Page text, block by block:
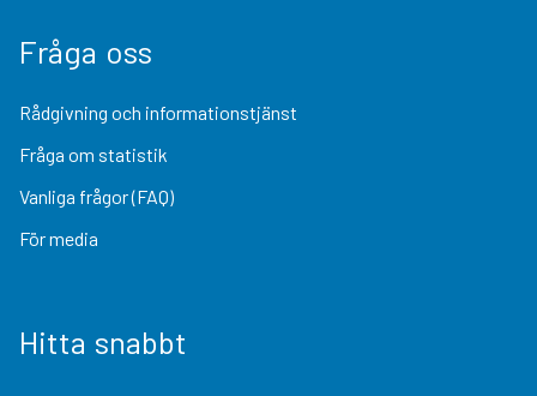
Fråga oss
Rådgivning och informationstjänst
Fråga om statistik
Vanliga frågor (FAQ)
För media
Hitta snabbt